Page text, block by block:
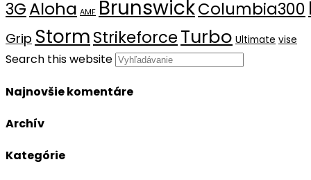
3GAloha AMF BrunswickColumbia300
Grip StormStrikeforceTurbo Ultimate vise
Search this website
Najnovšie komentáre
Archív
Kategórie